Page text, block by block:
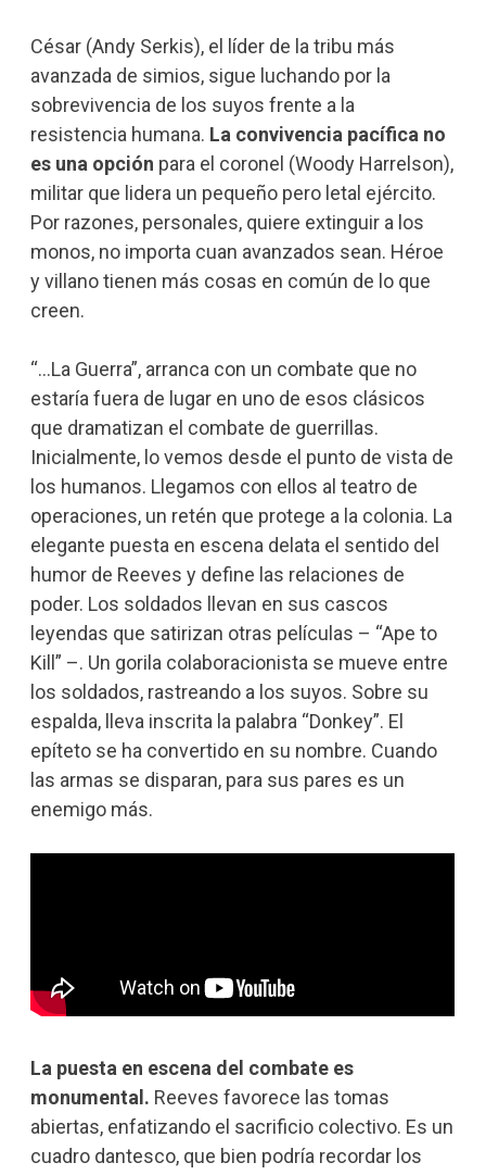
César (Andy Serkis), el líder de la tribu más
avanzada de simios, sigue luchando por la
sobrevivencia de los suyos frente a la
resistencia humana. La convivencia pacífica no
es una opción para el coronel (Woody Harrelson),
militar que lidera un pequeño pero letal ejército.
Por razones, personales, quiere extinguir a los
monos, no importa cuan avanzados sean. Héroe
y villano tienen más cosas en común de lo que
creen.
“…La Guerra”, arranca con un combate que no
estaría fuera de lugar en uno de esos clásicos
que dramatizan el combate de guerrillas.
Inicialmente, lo vemos desde el punto de vista de
los humanos. Llegamos con ellos al teatro de
operaciones, un retén que protege a la colonia. La
elegante puesta en escena delata el sentido del
humor de Reeves y define las relaciones de
poder. Los soldados llevan en sus cascos
leyendas que satirizan otras películas – “Ape to
Kill” –. Un gorila colaboracionista se mueve entre
los soldados, rastreando a los suyos. Sobre su
espalda, lleva inscrita la palabra “Donkey”. El
epíteto se ha convertido en su nombre. Cuando
las armas se disparan, para sus pares es un
enemigo más.
La puesta en escena del combate es
monumental. Reeves favorece las tomas
abiertas, enfatizando el sacrificio colectivo. Es un
cuadro dantesco, que bien podría recordar los